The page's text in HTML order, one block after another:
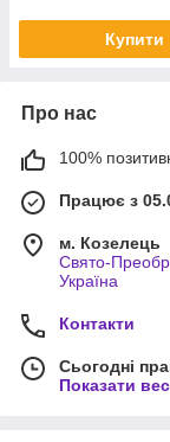
Купити
Про нас
100%
Працює з
м. Козелець
Свято-
Україна
Контакти
Сьогодні
Показати